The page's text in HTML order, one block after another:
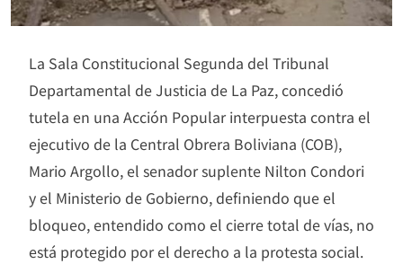
La Sala Constitucional Segunda del Tribunal
Departamental de Justicia de La Paz, concedió
tutela en una Acción Popular interpuesta contra el
ejecutivo de la Central Obrera Boliviana (COB),
Mario Argollo, el senador suplente Nilton Condori
y el Ministerio de Gobierno, definiendo que el
bloqueo, entendido como el cierre total de vías, no
está protegido por el derecho a la protesta social.